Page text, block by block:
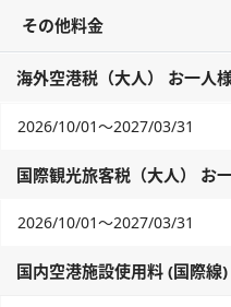
その他料金
海外空港税（大人） お一人
2026/10/01～2027/03/31
国際観光旅客税（大人） お
2026/10/01～2027/03/31
国内空港施設使用料 (国際線